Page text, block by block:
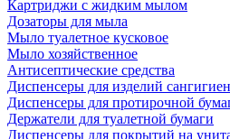
Картриджи с жидким мылом
Дозаторы для мыла
Мыло туалетное кусковое
Мыло хозяйственное
Антисептические средства
Диспенсеры для изделий
Диспенсеры для протирочной
Держатели для туалетной бумаги
Диспенсеры для покрытий на